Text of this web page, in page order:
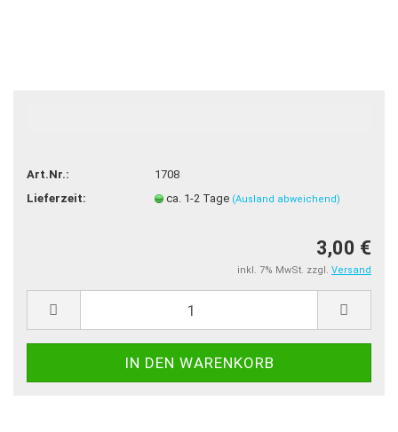
Art.Nr.:
1708
Lieferzeit:
ca. 1-2 Tage (Ausland abweichend)
3,00 €
inkl. 7% MwSt. zzgl. Versand